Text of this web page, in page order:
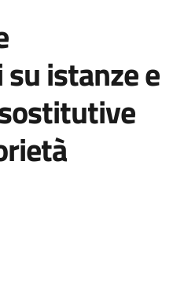
istanze e